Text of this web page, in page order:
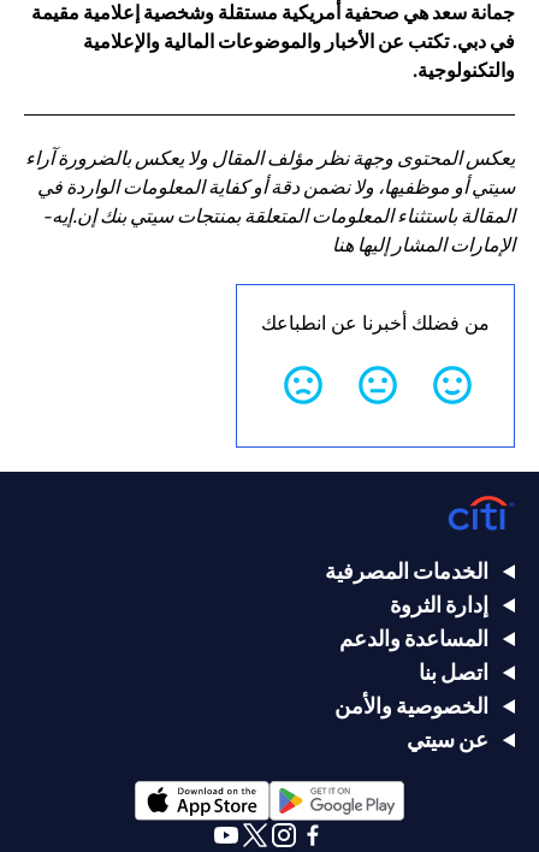
جمانة سعد هي صحفية أمريكية مستقلة وشخصية إعلامية مقيمة
في دبي. تكتب عن الأخبار والموضوعات المالية والإعلامية
والتكنولوجية.
يعكس المحتوى وجهة نظر مؤلف المقال ولا يعكس بالضرورة آراء
سيتي أو موظفيها، ولا نضمن دقة أو كفاية المعلومات الواردة في
المقالة باستثناء المعلومات المتعلقة بمنتجات سيتي بنك إن.إيه-
الإمارات المشار إليها هنا
من فضلك أخبرنا عن انطباعك
الخدمات المصرفية
إدارة الثروة
المساعدة والدعم
اتصل بنا
الخصوصية والأمن
عن سيتي
(opens in a new tab)